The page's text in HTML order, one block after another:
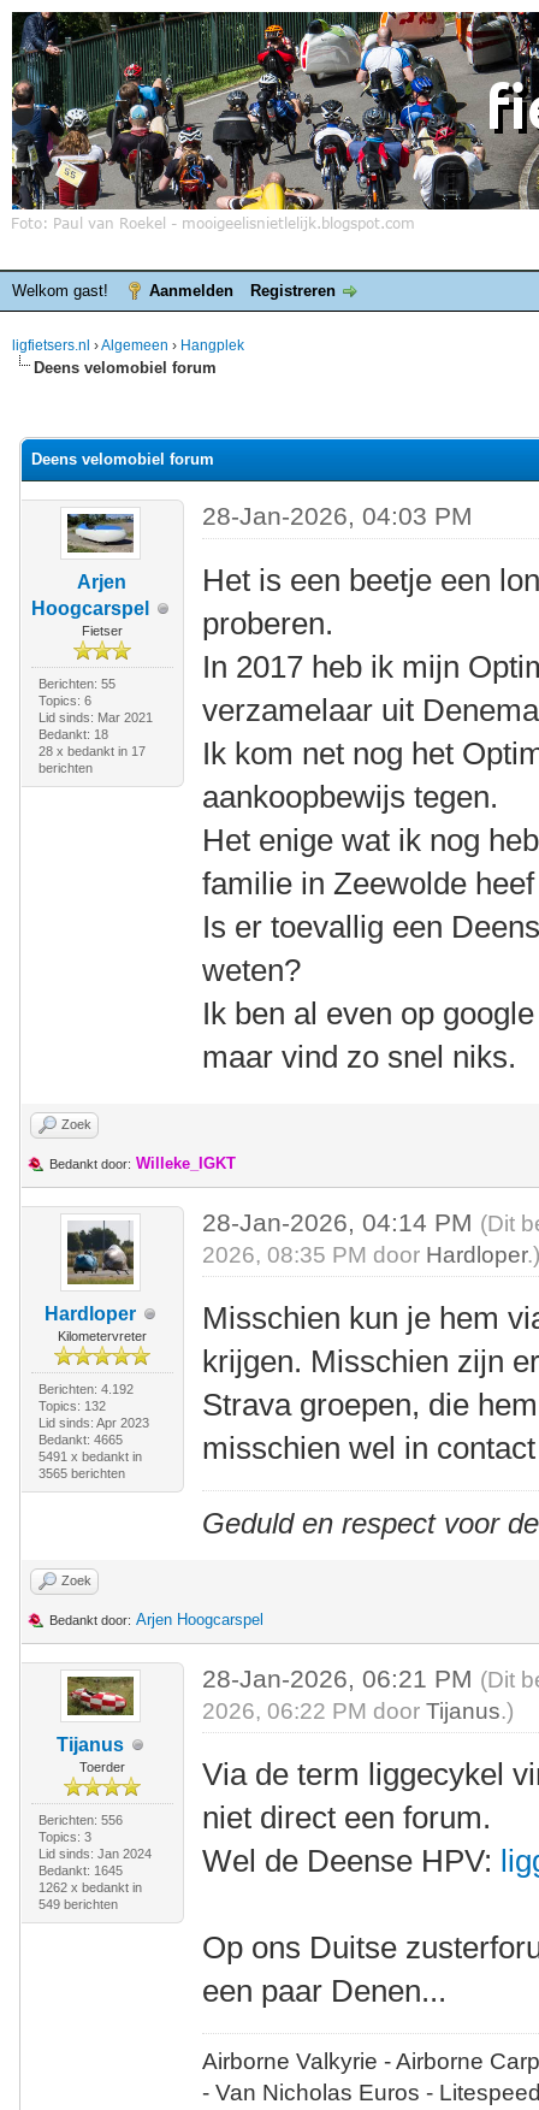
Welkom gast! Aanmelden Registreren
ligfietsers.nl ›Algemeen › Hangplek
Deens velomobiel forum
Deens velomobiel forum
Arjen
Hoogcarspel
Fietser
Berichten: 55
Topics: 6
Lid sinds: Mar 2021
Bedankt: 18
28 x bedankt in 17
berichten
28-Jan-2026, 04:03 PM
Het is een beetje een
proberen.
In 2017 heb ik mijn
verzamelaar uit
Ik kom net nog het
aankoopbewijs tegen.
Het enige wat ik nog
familie in Zeewolde
Is er toevallig een
weten?
Ik ben al even op
maar vind zo snel niks.
Zoek
Bedankt door: Willeke_IGKT
Hardloper
Kilometervreter
Berichten: 4.192
Topics: 132
Lid sinds: Apr 2023
Bedankt: 4665
5491 x bedankt in
3565 berichten
28-Jan-2026, 04:14 PM (Dit
2026, 08:35 PM door Hardloper
Misschien kun je hem
krijgen. Misschien zijn
Strava groepen, die
misschien wel in
Geduld en respect voor
Zoek
Bedankt door: Arjen Hoogcarspel
Tijanus
Toerder
Berichten: 556
Topics: 3
Lid sinds: Jan 2024
Bedankt: 1645
1262 x bedankt in
549 berichten
28-Jan-2026, 06:21 PM (Dit
2026, 06:22 PM doorTijanus.)
Via de term liggecykel
niet direct een forum.
Wel de Deense HPV:
Op ons Duitse
een paar Denen...
Airborne Valkyrie - Airborne
- Van Nicholas Euros -